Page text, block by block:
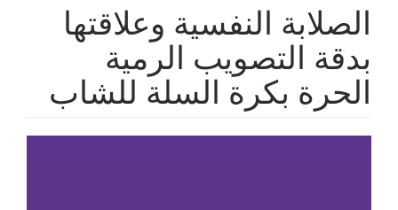
الصلابة النفسية وعلاقتها
بدقة التصويب الرمية
الحرة بكرة السلة للشاب